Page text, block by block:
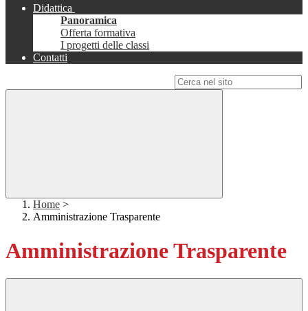
Didattica
Panoramica
Offerta formativa
I progetti delle classi
Contatti
Home >
Amministrazione Trasparente
Amministrazione Trasparente